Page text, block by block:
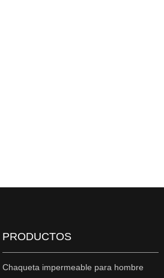
PRODUCTOS
Chaqueta impermeable para hombre